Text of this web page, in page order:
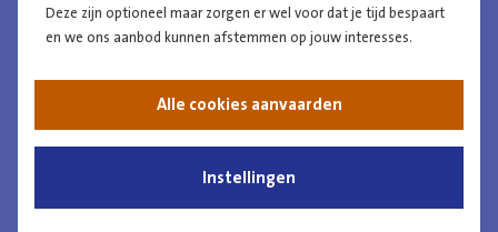
Deze zijn optioneel maar zorgen er wel voor dat je tijd bespaart
en we ons aanbod kunnen afstemmen op jouw interesses.
Alle cookies aanvaarden
Instellingen
Adviseur Psychologisch Assistent DRP Rekrutering en
Selectie Leuven
Adviseur Psycholoog DRP Rekrutering en Selectie
Leuven
Adviseur Psycholoog Lid DRP Rekrutering en Selectie
Leuven